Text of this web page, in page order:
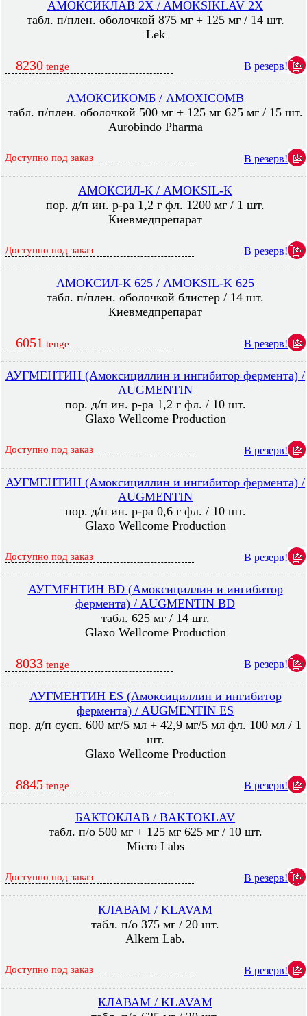
АМОКСИКЛАВ 2X / AMOKSIKLAV 2X
табл. п/плен. оболочкой 875 мг + 125 мг / 14 шт.
Lek
8230 tenge В резерв!
АМОКСИКОМБ / AMOXICOMB
табл. п/плен. оболочкой 500 мг + 125 мг 625 мг / 15 шт.
Aurobindo Pharma
Доступно под заказ В резерв!
АМОКСИЛ-К / AMOKSIL-K
пор. д/п ин. р-ра 1,2 г фл. 1200 мг / 1 шт.
Киевмедпрепарат
Доступно под заказ В резерв!
АМОКСИЛ-К 625 / AMOKSIL-K 625
табл. п/плен. оболочкой блистер / 14 шт.
Киевмедпрепарат
6051 tenge В резерв!
АУГМЕНТИН (Амоксициллин и ингибитор фермента) /
AUGMENTIN
пор. д/п ин. р-ра 1,2 г фл. / 10 шт.
Glaxo Wellcome Production
Доступно под заказ В резерв!
АУГМЕНТИН (Амоксициллин и ингибитор фермента) /
AUGMENTIN
пор. д/п ин. р-ра 0,6 г фл. / 10 шт.
Glaxo Wellcome Production
Доступно под заказ В резерв!
АУГМЕНТИН BD (Амоксициллин и ингибитор
фермента) / AUGMENTIN BD
табл. 625 мг / 14 шт.
Glaxo Wellcome Production
8033 tenge В резерв!
АУГМЕНТИН ES (Амоксициллин и ингибитор
фермента) / AUGMENTIN ES
пор. д/п сусп. 600 мг/5 мл + 42,9 мг/5 мл фл. 100 мл / 1
шт.
Glaxo Wellcome Production
8845 tenge В резерв!
БАКТОКЛАВ / BAKTOKLAV
табл. п/о 500 мг + 125 мг 625 мг / 10 шт.
Micro Labs
Доступно под заказ В резерв!
КЛАВАМ / KLAVAM
табл. п/о 375 мг / 20 шт.
Alkem Lab.
Доступно под заказ В резерв!
КЛАВАМ / KLAVAM